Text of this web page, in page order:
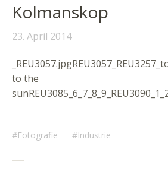
Kolmanskop
23. April 2014
to the
Fotografie Industrie